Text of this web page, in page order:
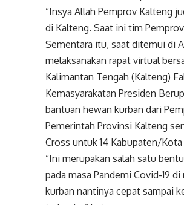
“Insya Allah Pemprov Kalteng
di Kalteng. Saat ini tim
Sementara itu, saat ditemui di
melaksanakan rapat virtual
Kalimantan Tengah (Kalteng)
Kemasyarakatan Presiden
bantuan hewan kurban dari
Pemerintah Provinsi Kalteng
Cross untuk 14 Kabupaten/
“Ini merupakan salah satu
pada masa Pandemi Covid-19
kurban nantinya cepat sampai